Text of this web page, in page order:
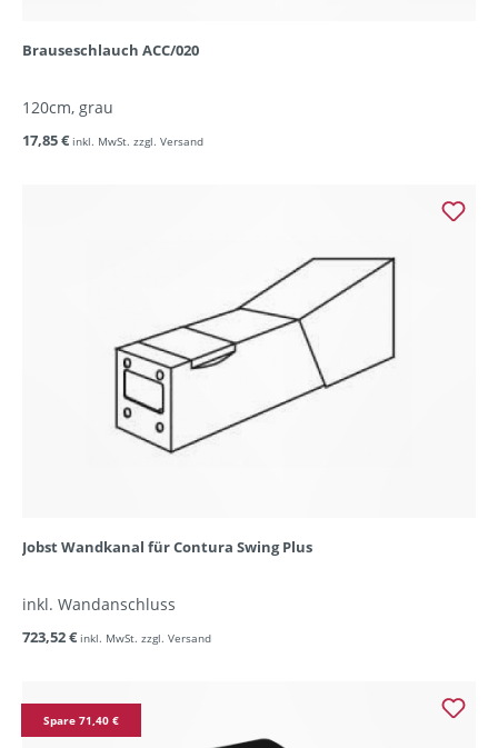
Brauseschlauch ACC/020
120cm, grau
17,85 € inkl. MwSt. zzgl. Versand
Jobst Wandkanal für Contura Swing Plus
inkl. Wandanschluss
723,52 € inkl. MwSt. zzgl. Versand
Spare 71,40 €